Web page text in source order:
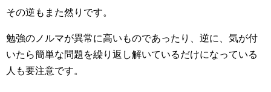
その逆もまた然りです。
勉強のノルマが異常に高いものであったり、逆に、気が付
いたら簡単な問題を繰り返し解いているだけになっている
人も要注意です。